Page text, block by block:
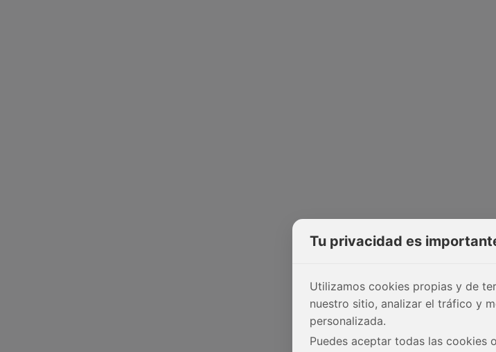
Tu privacidad es
Utilizamos cookies propias y de
nuestro sitio, analizar el tráfico y
personalizada.
Puedes aceptar todas las cookies